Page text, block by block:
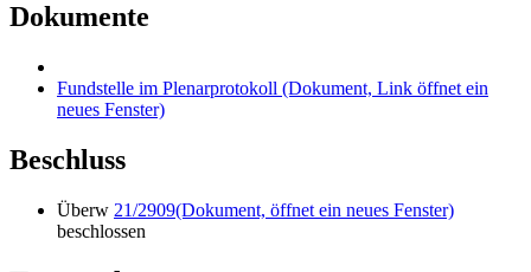
Dokumente
Fundstelle im Plenarprotokoll (Dokument, Link öffnet ein
neues Fenster)
Beschluss
Überw 21/2909(Dokument, öffnet ein neues Fenster)
beschlossen